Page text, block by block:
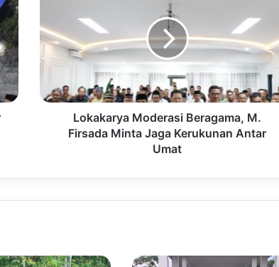
Lokakarya Moderasi Beragama, M.
Firsada Minta Jaga Kerukunan Antar
Umat